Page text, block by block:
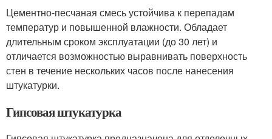
Цементно-песчаная смесь устойчива к перепадам
температур и повышенной влажности. Обладает
длительным сроком эксплуатации (до 30 лет) и
отличается возможностью выравнивать поверхность
стен в течение нескольких часов после нанесения
штукатурки.
Гипсовая штукатурка